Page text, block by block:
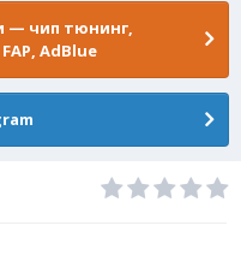
— чип тюнинг,
AdBlue